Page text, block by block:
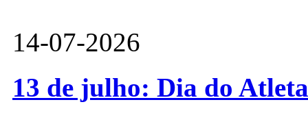
14-07-2026
13 de julho: Dia do